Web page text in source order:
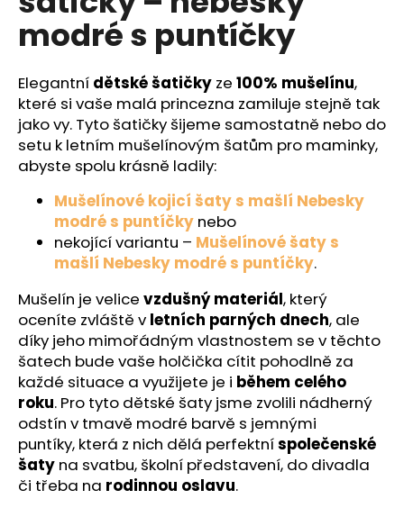
z
5
hvězdiček.
modré s puntíčky
Elegantní dětské šatičky ze 100% mušelínu,
které si vaše malá princezna zamiluje stejně tak
jako vy. Tyto šatičky šijeme samostatně nebo do
setu k letním mušelínovým šatům pro maminky,
abyste spolu krásně ladily:
Mušelínové kojicí šaty s mašlí Nebesky
modré s puntíčky nebo
nekojící variantu – Mušelínové šaty s
mašlí Nebesky modré s puntíčky.
Mušelín je velice vzdušný materiál, který
oceníte zvláště v letních parných dnech, ale
díky jeho mimořádným vlastnostem se v těchto
šatech bude vaše holčička cítit pohodlně za
každé situace a využijete je i během celého
roku. Pro tyto dětské šaty jsme zvolili nádherný
odstín v tmavě modré barvě s jemnými
puntíky, která z nich dělá perfektníspolečenské
šaty na svatbu, školní představení, do divadla
či třeba na rodinnou oslavu.
u
j
m
e